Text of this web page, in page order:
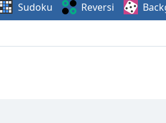
Sudoku Reversi